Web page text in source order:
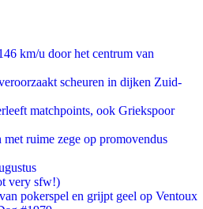
km/u door het centrum van
scheuren in dijken Zuid-
matchpoints, ook Griekspoor
ruime zege op promovendus
very sfw!)
pokerspel en grijpt geel op Ventoux